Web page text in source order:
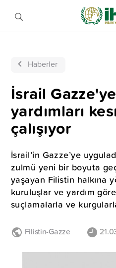
Haberler
İsrail
yardımları
çalışıyor
İsrail’in Gazze’ye
zulmü yeni bir boyuta
yaşayan Filistin halkına
kuruluşlar ve yardım
suçlamalarla ve
Filistin-Gazze